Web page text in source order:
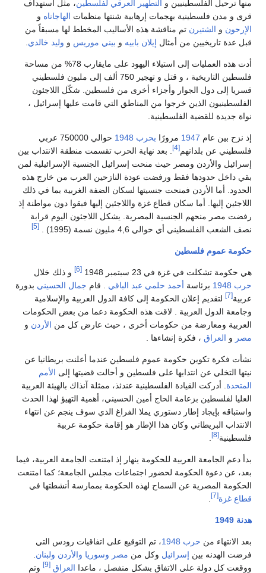
الفلسطينيين والتطهير العرقي لفلسطين ، مثل استهداف
فلسطينية بهجمات إرهابية شنتها منظماتالهاجاناهو
الشتيرنتم مناقشة هذه الأساليب المخطط لها مسبقاً من
من أمثالإيلان بابيهو بيني موريس ووليد خالدي
أدت هذه العمليات إلى استيلاء اليهود على مايقارب 78% من مساحة
فلسطين التاريخية ، و قتل و تهجير 750 ألف إلى مليون فلسطيني
دول الجوار وأجزاء أخرى من فلسطين. شكّل اللاجئون
الذين خرجوا من المناطق التي قامت عليها إسرائيل ،
للقضية الفلسطينية.
عام 1947مرورًا بحرب 1948
حوالي 750000 عربي
بلداتهم
. بعد نهاية الحرب تقسمت منطقة الانتداب بين
ومصر حيث منحت إسرائيل الجنسية الإسرائيلية لمن
حدودها فقط ورفضت عودة النازحين العرب من خارج هذه
الأردن فمنحت جنسيتها لسكان الضفة الغربية بما في ذلك
أما سكان قطاع غزة واللاجئين إليها فبقوا دون مواطنة إذ
منحهم الجنسية المصرية. يشكل اللاجئون اليوم قرابة
أي حوالي 4,6 مليون نسمة (1995) .
فلسطين
في غزة في 23 سبتمبر 1948
و ذلك خلال
برئاسةأحمد حلمي عبد الباقي. قام جمال الحسينيبدورة
إعلان الحكومة إلى كافة الدول العربية والإسلامية
العربية . لاقت هذه الحكومة دعما من بعض الحكومات
ومعارضة من حكومات أخرى ، حيث عارض كل منالأردنو
، فكرة إنشاءها .
تكوين حكومة عموم فلسطين عندما أعلنت بريطانيا عن
عن انتدابها على فلسطين و أحالت قضيتها إلىالأمم
القيادة الفلسطينية عندئذ، ممثلة آنذاك بالهيئة العربية
بزعامة الحاج أمين الحسيني، أهمية التهيؤ لهذا الحدث
بإيجاد إطار دستوري يملا الفراغ الذي سوف ينجم عن انتهاء
وكان هذا الإطار هو إقامة حكومة عربية
العربية للحكومة ينهار إذ امتنعت الجامعة العربية، فيما
الحكومة لحضور اجتماعات مجلس الجامعة؛ كما امتنعت
عن السماح لهذه الحكومة بممارسة أنشطتها في
منحرب 1948
، تم التوقيع على اتفاقيات رودس التي
بينإسرائيلوكل منمصر وسوريا والأردن ولبنان.
دولة على الاتفاق بشكل منفصل ، ماعداالعراق
وتم